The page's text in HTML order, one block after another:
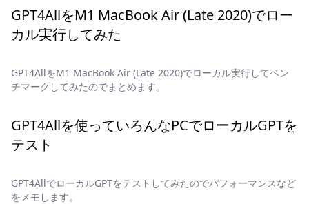
GPT4AllをM1 MacBook Air (Late 2020)でロー
カル実行してみた
GPT4AllをM1 MacBook Air (Late 2020)でローカル実行してベン
チマークしてみたのでまとめます。
GPT4Allを使っていろんなPCでローカルGPTを
テスト
GPT4AllでローカルGPTをテストしてみたのでパフォーマンスなど
をメモします。